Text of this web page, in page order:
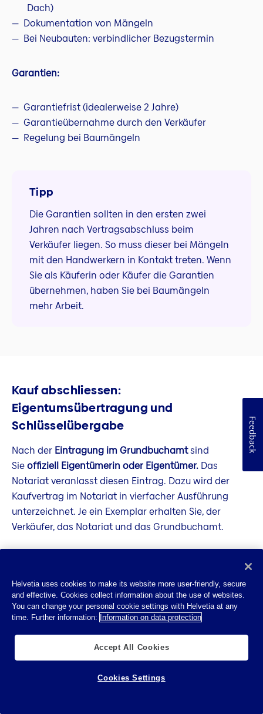
Dach)
Dokumentation von Mängeln
Bei Neubauten: verbindlicher Bezugstermin
Garantien:
Garantiefrist (idealerweise 2 Jahre)
Garantieübernahme durch den Verkäufer
Regelung bei Baumängeln
Tipp
Die Garantien sollten in den ersten zwei
Jahren nach Vertragsabschluss beim
Verkäufer liegen. So muss dieser bei Mängeln
mit den Handwerkern in Kontakt treten. Wenn
Sie als Käuferin oder Käufer die Garantien
übernehmen, haben Sie bei Baumängeln
mehr Arbeit.
Kauf abschliessen:
Eigentumsübertragung und
Schlüsselübergabe
Nach der Eintragung im Grundbuchamtsind
Sieoffiziell Eigentümerin oder Eigentümer. Das
Notariat veranlasst diesen Eintrag. Dazu wird der
Kaufvertrag im Notariat in vierfacher Ausführung
unterzeichnet. Je ein Exemplar erhalten Sie, der
Verkäufer, das Notariat und das Grundbuchamt.
Einzug oder nach dem Eintrag ins Grundbuch. Wenn
Sie eine Hypothek aufnehmen, stellt das
Grundbuchamt oder der Notar einen Schuldbrief aus.
Dieser dient dem Finanzinstitut als Sicherheit.
Erste Schritte im neuen Zuhause
Helvetia uses cookies to make its website more user-friendly, secure
and effective. Cookies collect information about the use of websites.
You can change your personal cookie settings with Helvetia at any
time. Further information: Information on data protection
Accept All Cookies
Cookies Settings
Feedback